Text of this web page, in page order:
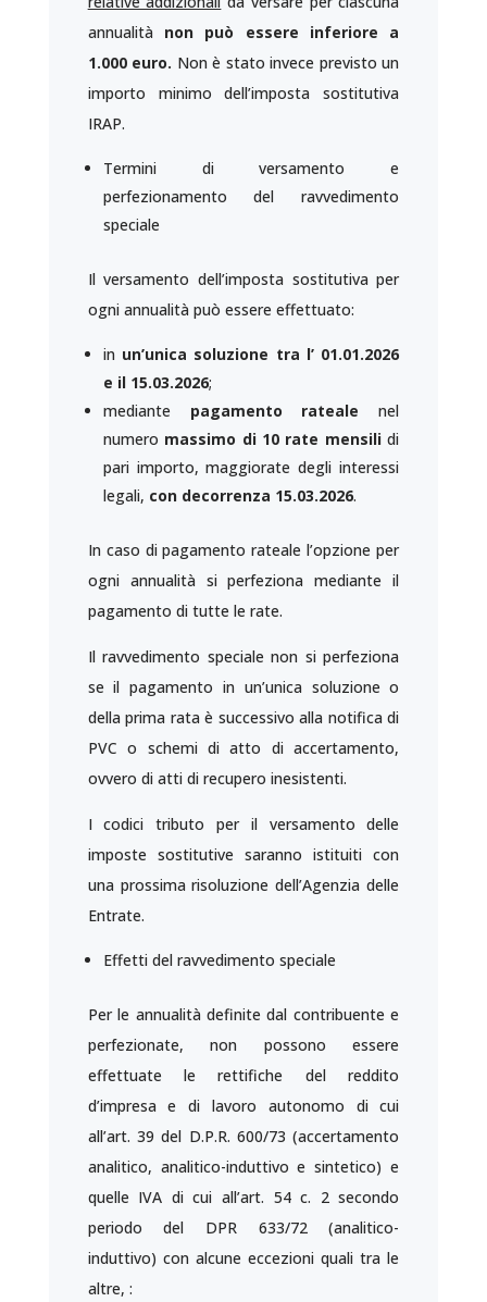
annualità non può essere inferiore a
1.000 euro. Non è stato invece previsto un
importo minimo dell’imposta sostitutiva
IRAP.
Termini di versamento e
perfezionamento del ravvedimento
speciale
Il versamento dell’imposta sostitutiva per
ogni annualità può essere effettuato:
in un’unica soluzione tra l’ 01.01.2026
e il 15.03.2026;
mediante pagamento rateale nel
numero massimo di 10 rate mensilidi
pari importo, maggiorate degli interessi
legali, con decorrenza 15.03.2026.
In caso di pagamento rateale l’opzione per
ogni annualità si perfeziona mediante il
pagamento di tutte le rate.
Il ravvedimento speciale non si perfeziona
se il pagamento in un’unica soluzione o
della prima rata è successivo alla notifica di
PVC o schemi di atto di accertamento,
ovvero di atti di recupero inesistenti.
I codici tributo per il versamento delle
imposte sostitutive saranno istituiti con
una prossima risoluzione dell’Agenzia delle
Entrate.
Effetti del ravvedimento speciale
Per le annualità definite dal contribuente e
perfezionate, non possono essere
effettuate le rettifiche del reddito
d’impresa e di lavoro autonomo di cui
all’art. 39 del D.P.R. 600/73 (accertamento
analitico, analitico-induttivo e sintetico) e
quelle IVA di cui all’art. 54 c. 2 secondo
periodo del DPR 633/72 (analitico-
induttivo) con alcune eccezioni quali tra le
altre, :